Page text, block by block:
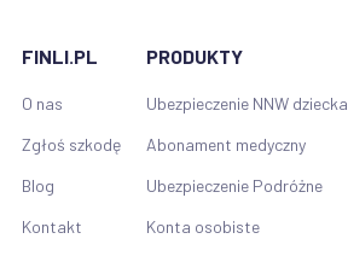
FINLI.PL
O nas
Zgłoś szkodę
Blog
Kontakt
PRODUKTY
Ubezpieczenie NNW dziecka
Abonament medyczny
Ubezpieczenie Podróżne
Konta osobiste